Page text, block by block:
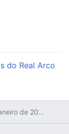
do Real Arco
Modificado pela última vez em 23 de janeiro de 2008 às 16h47min